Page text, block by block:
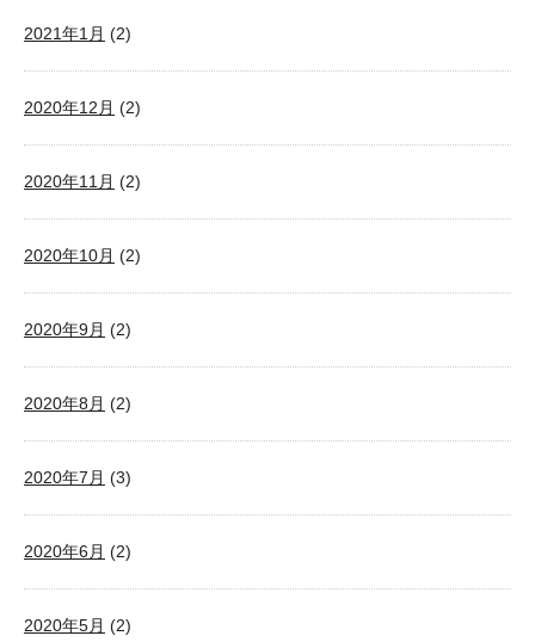
2021年1月 (2)
2020年12月 (2)
2020年11月 (2)
2020年10月 (2)
2020年9月 (2)
2020年8月 (2)
2020年7月 (3)
2020年6月 (2)
2020年5月 (2)